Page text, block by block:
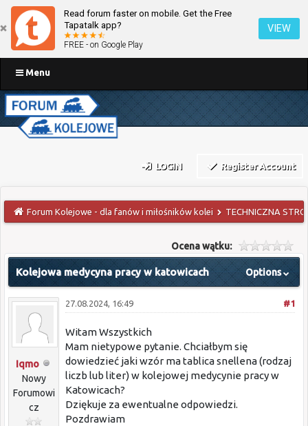
Read forum faster on mobile. Get the Free
Tapatalk app?
FREE - on Google Play
VIEW
Menu
LOGIN Register Account
Forum Kolejowe - dla fanów i miłośników kolei TECHNICZNA
Ocena wątku:
Options
Kolejowa medycyna pracy w katowicach
Iqmo
Nowy
Forumowi
cz
#1
27.08.2024, 16:49
Witam Wszystkich
Mam nietypowe pytanie. Chciałbym się
dowiedzieć jaki wzór ma tablica snellena (rodzaj
liczb lub liter) w kolejowej medycynie pracy w
Katowicach?
Dziękuje za ewentualne odpowiedzi.
Pozdrawiam